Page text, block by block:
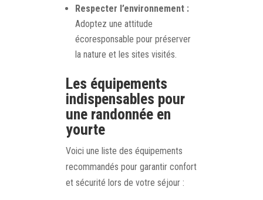
Respecter l’environnement :
Adoptez une attitude
écoresponsable pour préserver
la nature et les sites visités.
Les équipements
indispensables pour
une randonnée en
yourte
Voici une liste des équipements
recommandés pour garantir confort
et sécurité lors de votre séjour :